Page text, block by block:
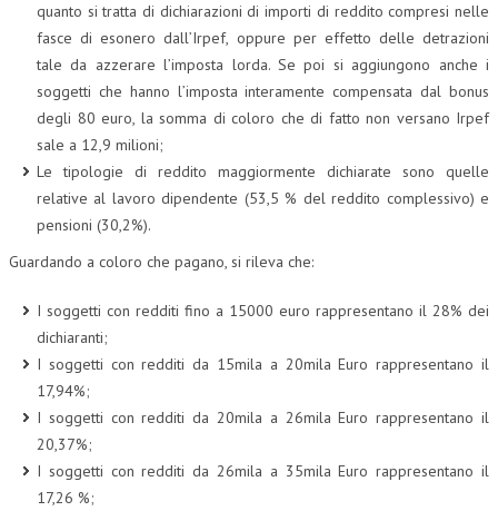
quanto si tratta di dichiarazioni di importi di reddito compresi nelle
fasce di esonero dall’Irpef, oppure per effetto delle detrazioni
tale da azzerare l’imposta lorda. Se poi si aggiungono anche i
soggetti che hanno l’imposta interamente compensata dal bonus
degli 80 euro, la somma di coloro che di fatto non versano Irpef
sale a 12,9 milioni;
Le tipologie di reddito maggiormente dichiarate sono quelle
relative al lavoro dipendente (53,5 % del reddito complessivo) e
pensioni (30,2%).
Guardando a coloro che pagano, si rileva che:
I soggetti con redditi fino a 15000 euro rappresentano il 28% dei
dichiaranti;
I soggetti con redditi da 15mila a 20mila Euro rappresentano il
17,94%;
I soggetti con redditi da 20mila a 26mila Euro rappresentano il
20,37%;
I soggetti con redditi da 26mila a 35mila Euro rappresentano il
17,26 %;